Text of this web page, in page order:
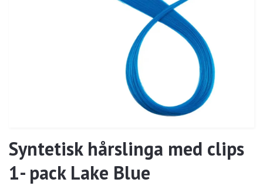
Syntetisk hårslinga med clips
1- pack Lake Blue